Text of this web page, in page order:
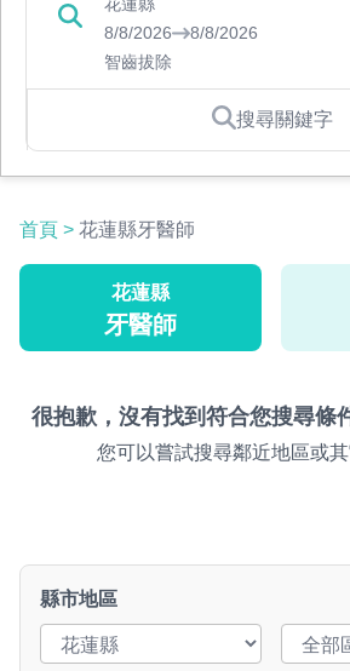
8/8/2026
8/8/2026
智齒拔除
搜尋關鍵字
首頁 > 花蓮縣牙醫師
花蓮縣
牙醫師
很抱歉，沒有找到符合您搜尋條
您可以嘗試搜尋鄰近地區或
縣市地區